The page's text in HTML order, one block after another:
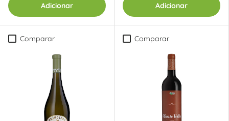
Adicionar Adicionar
Comparar Comparar